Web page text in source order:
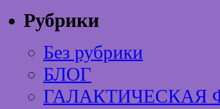
Рубрики
Без рубрики
БЛОГ
ГАЛАКТИЧЕСКАЯ